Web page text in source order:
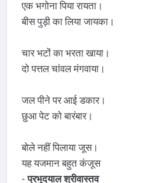
एक भगोना पिया रायता।
बीस पुड़ी का लिया जायका।
चार भटों का भरता खाया।
दो पत्तल चांवल मंगवाया।
जल पीने पर आई डकार।
छुआ पेट को बारंबार।
बोले नहीं पिलाया जूस।
यह यजमान बहुत कंजूस
-प्रभुदयाल श्रीवास्तव